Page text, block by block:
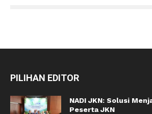
PILIHAN EDITOR
NADI JKN: Solusi
Peserta JKN